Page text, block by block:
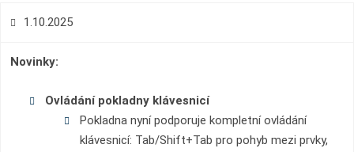
1.10.2025
Novinky:
Ovládání pokladny klávesnicí
Pokladna nyní podporuje kompletní ovládání
klávesnicí: Tab/Shift+Tab pro pohyb mezi prvky,